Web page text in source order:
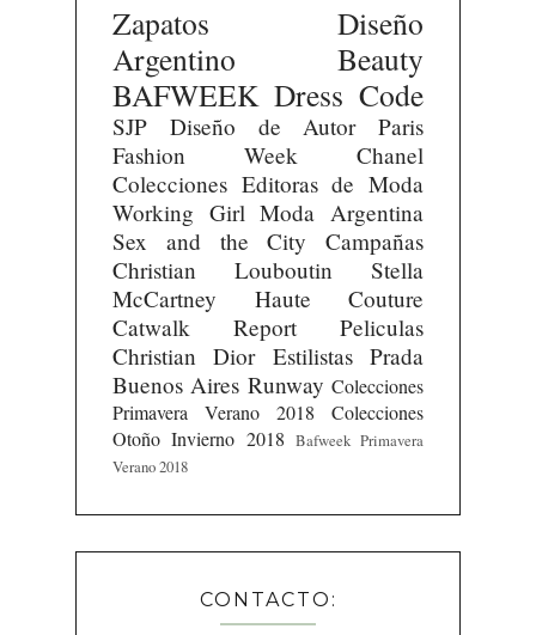
Zapatos
Diseño
Argentino
Beauty
BAFWEEK Dress Code
SJP Diseño de Autor
Paris
Fashion Week
Chanel
Colecciones Editoras de Moda
Working Girl Moda Argentina
Sex and the City
Campañas
Christian Louboutin
Stella
McCartney
Haute Couture
Catwalk Report
Peliculas
Christian Dior Estilistas Prada
Buenos Aires Runway Colecciones
Primavera Verano 2018
Colecciones
Otoño Invierno 2018 Bafweek Primavera
Verano 2018
CONTACTO: